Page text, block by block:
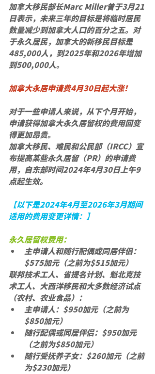
加拿大移民部长Marc Miller曾于3月21
日表示，未来三年的目标是将临时居民
数量减少到加拿大人口的百分之五。对
于永久居民，加拿大的新移民目标是
485,000人，到2025年和2026年增加
到500,000人。
加拿大永居申请费4月30日起大涨！
对于一些申请人来说，从下个月开始，
申请获得加拿大永久居留权的费用回变
得更加昂贵。
加拿大移民、难民和公民部（IRCC）宣
布提高某些永久居留（PR）的申请费
用，自东部时间2024年4月30日上午9
点起生效。
【以下是2024年4月至2026年3月期间
适用的费用变更详情：】
永久居留权费用：
主申请人和随行配偶或同居伴侣：
$575加元（之前为$515加元）
联邦技术工人、省提名计划、魁北克技
术工人、大西洋移民和大多数经济试点
（农村、农业食品）：
主申请人：$950加元（之前为
$850加元）
随行配偶或同居伴侣：$950加元
（之前为$850加元）
随行受抚养子女：$260加元（之前
为$230加元）